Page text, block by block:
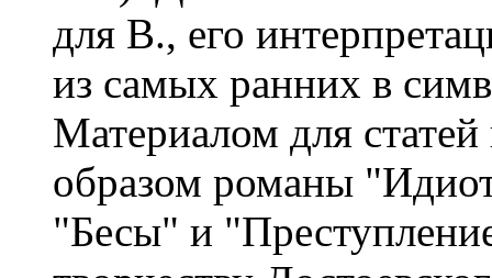
для В., его
из самых ранних в
Материалом для
образом романы
"Бесы" и